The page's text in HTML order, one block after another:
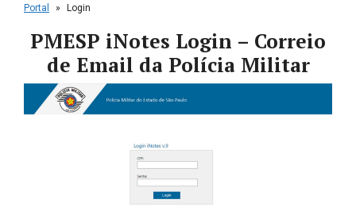
Portal » Login
PMESP iNotes Login – Correio
de Email da Polícia Militar